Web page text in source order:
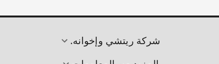
شركة ريتشي وإخوانه.